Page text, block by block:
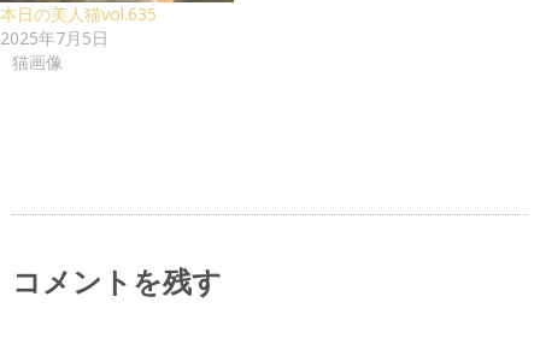
本日の美人猫vol.635
2025年7月5日
猫画像
コメントを残す